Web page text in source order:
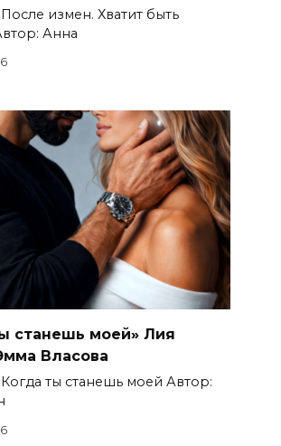
измен. Хватит быть
Анна
станешь моей» Лия
Власова
ты станешь моей Автор: